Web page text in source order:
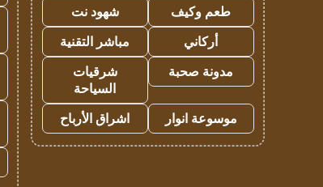
طعم وكيف
شهود نت
أركاني
مباشر التقنية
مدونة صحبة
شرقيات
السياحة
موسوعة انوار
اشراق الأرباح